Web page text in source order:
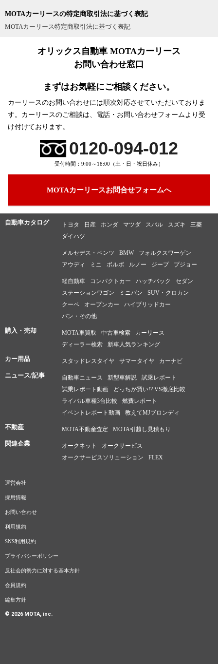
気になった点
背が高い車なので、すごく風の強い時は車体がゆれることがあ
すこし、エンジンの音も気になりました。もうすこし、静かだ
といいです。 エアコンの効きもあまり良くない気がします。後
アコンをつけたまま信号待ちになるとエンジンが止まるアイド
リングストップが付いているのでエアコンも弱くなります。 軽
にしては少し値段が高いようなきがします。
めの静粛さ、車重が他社と比べて軽いのとマイルドハイブリッ
ドとの相乗効果で燃費が良い事、ティッシュボックスが格納で
の充実、スーツケースをモチーフにした内装のオリジナル感
良かった点
スペーシアカスタムに乗っているのですが、外観はメッキ等の
効果的な配置と軽自動車とは思えない高級感とで、へたな普通
自動車よりも威風堂々としています。
室内も車高が高い事もあって大変広々としており、シートアレ
ンジも後ろから操作ができる等実用性も高いです。
リアシートは後ろまでスライドさせれば、後席も大変広く優雅
街乗りであればノンターボでも全く不便は感じませんし、高速
道路も走行車線に入ってしまえば非力さは感じません。
気になった点
気になった点はほとんどないのですが、あえて言えばいろいろ
な機能が付いている為か、ボタンやスイッチ類が多く、どのボ
でしょうか？ ピクトグラムやイラスト、文字等で直感的に分か
りやすくなると良いと思います。 あとはピアノブラックのイン
パネアッパーボックスや平面的なフロント部なので仕方がない
と言えば仕方がないのですが、ほこりがたまりやすく、目立つ
と言うところでしょうか？
MOTAカーリースの特定商取引法に基づく表記
MOTAカーリース特定商取引法に基づく表記
オリックス自動車 MOTAカーリース
お問い合わせ窓口
まずはお気軽にご相談ください。
カーリースのお問い合わせには順次対応させていただいておりま
す。 カーリースのご相談は、電話・お問い合わせフォームより受
け付けております。
0120-094-012
受付時間：9:00～18:00（土・日・祝日休み）
MOTAカーリースお問合せフォームへ
自動車カタログ トヨタ 日産 ホンダ マツダ スバル スズキ
三菱
ダイハツ
メルセデス・ベンツ BMW
フォルクスワーゲン
アウディ
ミニ ボルボ ルノー ジープ プジョー
軽自動車 コンパクトカー ハッチバック
セダン
ステーションワゴン
ミニバン
SUV・クロカン
クーペ
オープンカー
ハイブリッドカー
バン・その他
購入・売却 MOTA車買取 中古車検索
カーリース
ディーラー検索
新車人気ランキング
カー用品 スタッドレスタイヤ サマータイヤ カーナビ
ニュース/記事 自動車ニュース 新型車解説
試乗レポート
試乗レポート動画
どっちが買い!? VS徹底比較
ライバル車種3台比較
燃費レポート
イベントレポート動画
教えてMJブロンディ
不動産 MOTA不動産査定 MOTA引越し見積もり
関連企業 オークネット
オークサービス
オークサービスソリューション
FLEX
運営会社
採用情報
お問い合わせ
利用規約
SNS利用規約
プライバシーポリシー
反社会的勢力に対する基本方針
会員規約
編集方針
© 2026MOTA, inc.